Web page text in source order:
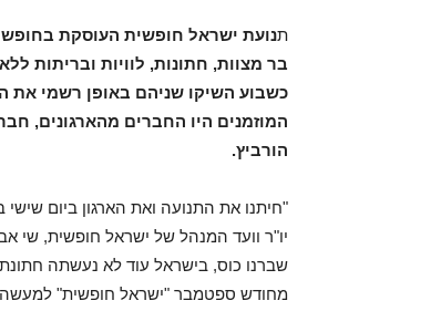
תנועת ישראל חופשית העוסקת בחופש
בר מצוות, חתונות, לוויות ובריתות
המוזמנים היו החברים מהארגונים,
הורביץ.
"חיתנו את התנועה ואת הארגון ביום
יו"ר וועד המנהל של ישראל חופשית, שי
שברנו כוס, בישראל עוד לא נעשתה חתונת
מחודש ספטמבר "ישראל חופשית" למעשה